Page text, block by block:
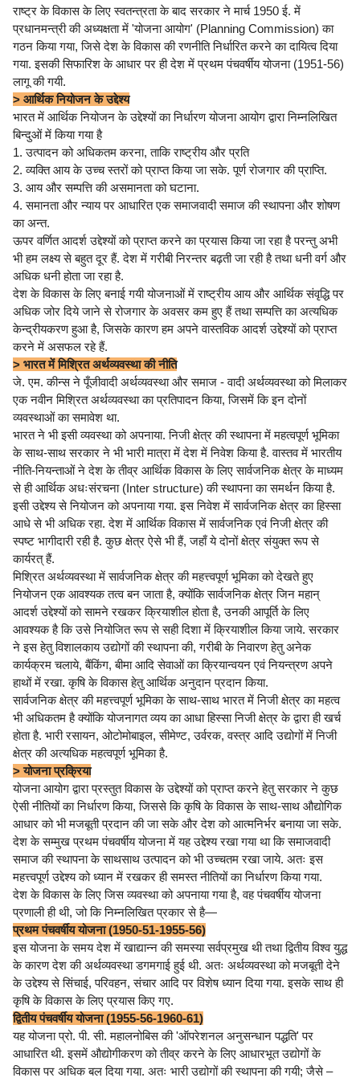
राष्ट्र के विकास के लिए स्वतन्त्रता के बाद सरकार ने मार्च 1950 ई. में
प्रधानमन्त्री की अध्यक्षता में 'योजना आयोग' (Planning Commission) का
गठन किया गया, जिसे देश के विकास की रणनीति निर्धारित करने का दायित्व दिया
गया. इसकी सिफारिश के आधार पर ही देश में प्रथम पंचवर्षीय योजना (1951-56)
लागू की गयी.
> आर्थिक नियोजन के उद्देश्य
भारत में आर्थिक नियोजन के उद्देश्यों का निर्धारण योजना आयोग द्वारा निम्नलिखित
बिन्दुओं में किया गया है
1. उत्पादन को अधिकतम करना, ताकि राष्ट्रीय और प्रति
2. व्यक्ति आय के उच्च स्तरों को प्राप्त किया जा सके. पूर्ण रोजगार की प्राप्ति.
3. आय और सम्पत्ति की असमानता को घटाना.
4. समानता और न्याय पर आधारित एक समाजवादी समाज की स्थापना और शोषण
का अन्त.
ऊपर वर्णित आदर्श उद्देश्यों को प्राप्त करने का प्रयास किया जा रहा है परन्तु अभी
भी हम लक्ष्य से बहुत दूर हैं. देश में गरीबी निरन्तर बढ़ती जा रही है तथा धनी वर्ग और
अधिक धनी होता जा रहा है.
देश के विकास के लिए बनाई गयी योजनाओं में राष्ट्रीय आय और आर्थिक संवृद्धि पर
अधिक जोर दिये जाने से रोजगार के अवसर कम हुए हैं तथा सम्पत्ति का अत्यधिक
केन्द्रीयकरण हुआ है, जिसके कारण हम अपने वास्तविक आदर्श उद्देश्यों को प्राप्त
करने में असफल रहे हैं.
> भारत में मिश्रित अर्थव्यवस्था की नीति
जे. एम. कीन्स ने पूँजीवादी अर्थव्यवस्था और समाज - वादी अर्थव्यवस्था को मिलाकर
एक नवीन मिश्रित अर्थव्यवस्था का प्रतिपादन किया, जिसमें कि इन दोनों
व्यवस्थाओं का समावेश था.
भारत ने भी इसी व्यवस्था को अपनाया. निजी क्षेत्र की स्थापना में महत्वपूर्ण भूमिका
के साथ-साथ सरकार ने भी भारी मात्रा में देश में निवेश किया है. वास्तव में भारतीय
नीति-नियन्ताओं ने देश के तीव्र आर्थिक विकास के लिए सार्वजनिक क्षेत्र के माध्यम
से ही आर्थिक अधःसंरचना (Inter structure) की स्थापना का समर्थन किया है.
इसी उद्देश्य से नियोजन को अपनाया गया. इस निवेश में सार्वजनिक क्षेत्र का हिस्सा
आधे से भी अधिक रहा. देश में आर्थिक विकास में सार्वजनिक एवं निजी क्षेत्र की
स्पष्ट भागीदारी रही है. कुछ क्षेत्र ऐसे भी हैं, जहाँ ये दोनों क्षेत्र संयुक्त रूप से
कार्यरत् हैं.
मिश्रित अर्थव्यवस्था में सार्वजनिक क्षेत्र की महत्त्वपूर्ण भूमिका को देखते हुए
नियोजन एक आवश्यक तत्व बन जाता है, क्योंकि सार्वजनिक क्षेत्र जिन महान्
आदर्श उद्देश्यों को सामने रखकर क्रियाशील होता है, उनकी आपूर्ति के लिए
आवश्यक है कि उसे नियोजित रूप से सही दिशा में क्रियाशील किया जाये. सरकार
ने इस हेतु विशालकाय उद्योगों की स्थापना की, गरीबी के निवारण हेतु अनेक
कार्यक्रम चलाये, बैंकिंग, बीमा आदि सेवाओं का क्रियान्वयन एवं नियन्त्रण अपने
हाथों में रखा. कृषि के विकास हेतु आर्थिक अनुदान प्रदान किया.
सार्वजनिक क्षेत्र की महत्त्वपूर्ण भूमिका के साथ-साथ भारत में निजी क्षेत्र का महत्व
भी अधिकतम है क्योंकि योजनागत व्यय का आधा हिस्सा निजी क्षेत्र के द्वारा ही खर्च
होता है. भारी रसायन, ओटोमोबाइल, सीमेण्ट, उर्वरक, वस्त्र आदि उद्योगों में निजी
क्षेत्र की अत्यधिक महत्वपूर्ण भूमिका है.
> योजना प्रक्रिया
योजना आयोग द्वारा प्रस्तुत विकास के उद्देश्यों को प्राप्त करने हेतु सरकार ने कुछ
ऐसी नीतियों का निर्धारण किया, जिससे कि कृषि के विकास के साथ-साथ औद्योगिक
आधार को भी मजबूती प्रदान की जा सके और देश को आत्मनिर्भर बनाया जा सके.
देश के सम्मुख प्रथम पंचवर्षीय योजना में यह उद्देश्य रखा गया था कि समाजवादी
समाज की स्थापना के साथसाथ उत्पादन को भी उच्चतम रखा जाये. अतः इस
महत्त्वपूर्ण उद्देश्य को ध्यान में रखकर ही समस्त नीतियों का निर्धारण किया गया.
देश के विकास के लिए जिस व्यवस्था को अपनाया गया है, वह पंचवर्षीय योजना
प्रणाली ही थी, जो कि निम्नलिखित प्रकार से है—
प्रथम पंचवर्षीय योजना (1950-51-1955-56)
इस योजना के समय देश में खाद्यान्न की समस्या सर्वप्रमुख थी तथा द्वितीय विश्व युद्ध
के कारण देश की अर्थव्यवस्था डगमगाई हुई थी. अतः अर्थव्यवस्था को मजबूती देने
के उद्देश्य से सिंचाई, परिवहन, संचार आदि पर विशेष ध्यान दिया गया. इसके साथ ही
कृषि के विकास के लिए प्रयास किए गए.
द्वितीय पंचवर्षीय योजना (1955-56-1960-61)
यह योजना प्रो. पी. सी. महालनोबिस की 'ऑपरेशनल अनुसन्धान पद्धति' पर
आधारित थी. इसमें औद्योगीकरण को तीव्र करने के लिए आधारभूत उद्योगों के
विकास पर अधिक बल दिया गया. अतः भारी उद्योगों की स्थापना की गयी; जैसे –